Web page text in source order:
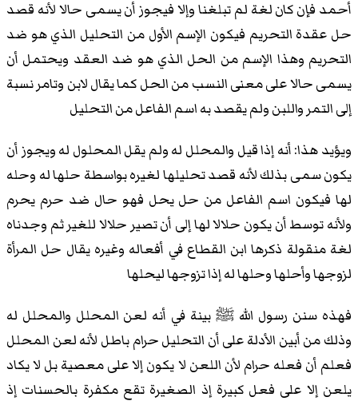
أحمد فإن كان لغة لم تبلغنا وإلا فيجوز أن يسمى حالا لأنه قصد
حل عقدة التحريم فيكون الإسم الأول من التحليل الذي هو ضد
التحريم وهذا الإسم من الحل الذي هو ضد العقد ويحتمل أن
يسمى حالا على معنى النسب من الحل كما يقال لابن وتامر نسبة
إلى التمر واللبن ولم يقصد به اسم الفاعل من التحليل
ويؤيد هذا: أنه إذا قيل والمحلل له ولم يقل المحلول له ويجوز أن
يكون سمى بذلك لأنه قصد تحليلها لغيره بواسطة حلها له وحله
لها فيكون اسم الفاعل من حل يحل فهو حال ضد حرم يحرم
ولأنه توسط أن يكون حلالا لها إلى أن تصير حلالا للغير ثم وجدناه
لغة منقولة ذكرها ابن القطاع في أفعاله وغيره يقال حل المرأة
لزوجها وأحلها وحلها له إذا تزوجها ليحلها
فهذه سنن رسول الله ﷺ بينة في أنه لعن المحلل والمحلل له
وذلك من أبين الأدلة على أن التحليل حرام باطل لأنه لعن المحلل
فعلم أن فعله حرام لأن اللعن لا يكون إلا على معصية بل لا يكاد
يلعن إلا على فعل كبيرة إذ الصغيرة تقع مكفرة بالحسنات إذ